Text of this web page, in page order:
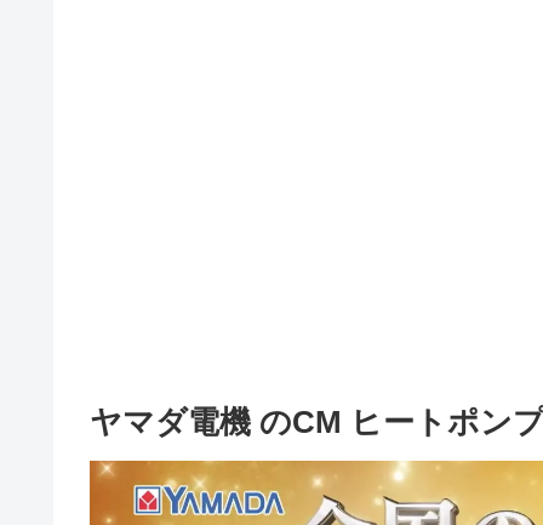
ヤマダ電機 のCM ヒートポン